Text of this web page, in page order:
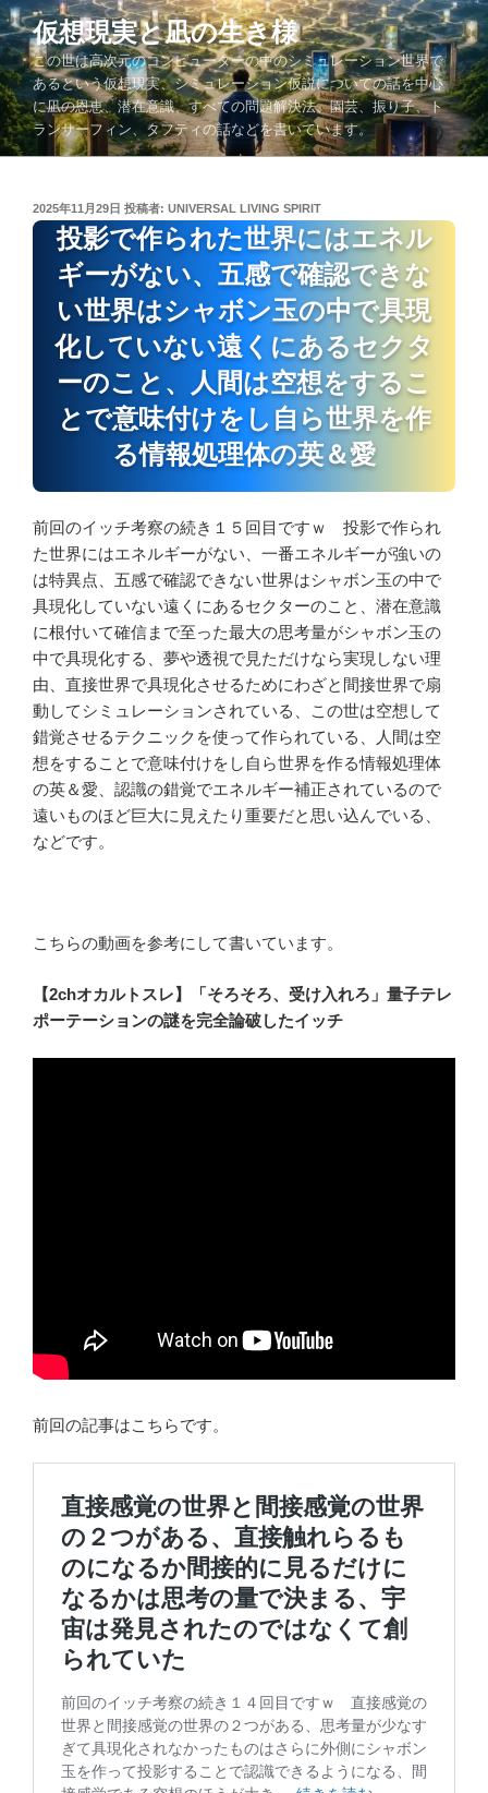
コ
ン
テ
ン
ツ
へ
仮想現実と凪の生き様
この世は高次元のコンピューターの中のシミュレーション世界で
あるという仮想現実、シミュレーション仮説についての話を中心
に凪の恩恵、潜在意識、すべての問題解決法、園芸、振り子、ト
ランサーフィン、タフティの話などを書いています。
投
稿
2025年11月29日 投稿者: UNIVERSAL LIVING SPIRIT
投影で作られた世界にはエネル
ギーがない、五感で確認できな
い世界はシャボン玉の中で具現
化していない遠くにあるセクタ
ーのこと、人間は空想をするこ
とで意味付けをし自ら世界を作
る情報処理体の英＆愛
前回のイッチ考察の続き１５回目ですｗ 投影で作られ
た世界にはエネルギーがない、一番エネルギーが強いの
は特異点、五感で確認できない世界はシャボン玉の中で
具現化していない遠くにあるセクターのこと、潜在意識
に根付いて確信まで至った最大の思考量がシャボン玉の
中で具現化する、夢や透視で見ただけなら実現しない理
由、直接世界で具現化させるためにわざと間接世界で扇
動してシミュレーションされている、この世は空想して
錯覚させるテクニックを使って作られている、人間は空
想をすることで意味付けをし自ら世界を作る情報処理体
の英＆愛、認識の錯覚でエネルギー補正されているので
遠いものほど巨大に見えたり重要だと思い込んでいる、
などです。
こちらの動画を参考にして書いています。
【2chオカルトスレ】「そろそろ、受け入れろ」量子テレ
ポーテーションの謎を完全論破したイッチ
前回の記事はこちらです。